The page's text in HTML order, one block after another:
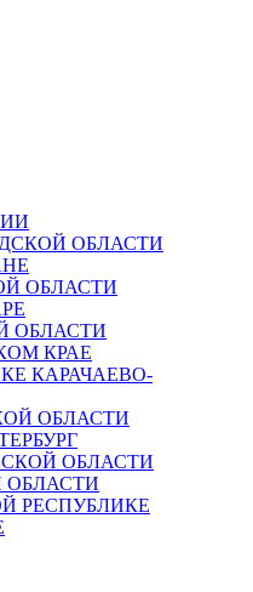
ОБЛАСТИ
ОБЛАСТИ
ОБЛАСТИ
КРАЕ
КАРАЧАЕВО-
ОБЛАСТИ
ОБЛАСТИ
ОБЛАСТИ
РЕСПУБЛИКЕ